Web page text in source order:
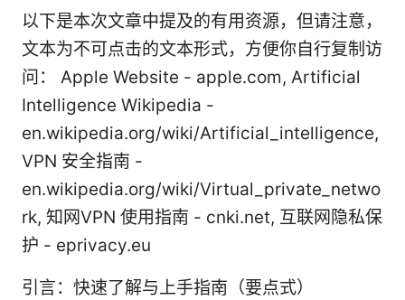
以下是本次文章中提及的有用资源，但请注意，
文本为不可点击的文本形式，方便你自行复制访
问： Apple Website - apple.com, Artificial
Intelligence Wikipedia -
en.wikipedia.org/wiki/Artificial_intelligence,
VPN 安全指南 -
en.wikipedia.org/wiki/Virtual_private_netwo
rk, 知网VPN 使用指南 - cnki.net, 互联网隐私保
护 - eprivacy.eu
引言：快速了解与上手指南（要点式）